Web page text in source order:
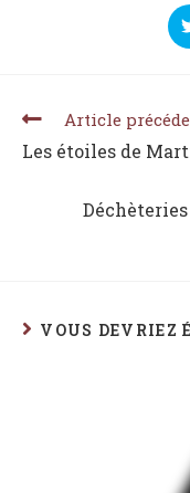
Article
Les étoiles de
VOUS DEVRIEZ